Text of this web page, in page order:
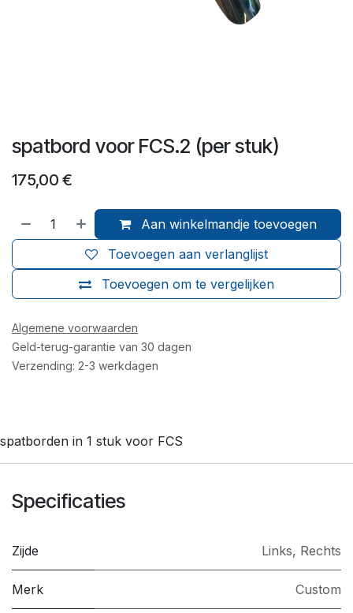
spatbord voor FCS.2 (per stuk)
175,00 €
Aan winkelmandje toevoegen
Toevoegen om te vergelijken
Toevoegen aan verlanglijst
Algemene voorwaarden
Geld-terug-garantie van 30 dagen
Verzending: 2-3 werkdagen
spatborden in 1 stuk voor FCS
Specificaties
Zijde Links, Rechts
Merk Custom